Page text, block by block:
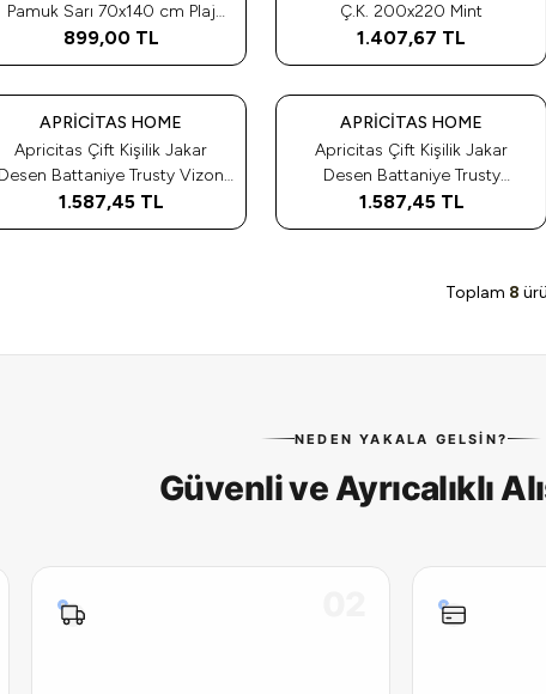
Pamuk Sarı 70x140 cm Plaj
Havlusu Sarı 271327
899,00TL
Ç.K. 200x220 Mint
1.407,67 TL
APRICITAS HOME
Apricitas Çift Kişilik Jakar
Desen Battaniye Trusty Vizon
200X220
1.587,45TL
APRICITAS HOME
Apricitas Çift Kişilik Jakar
Desen Battaniye Trusty
Mürdüm 200X220
1.587,45TL
Toplam 8
NEDEN YAKALA GELSIN?
Güvenli ve Ayrıcalıklı